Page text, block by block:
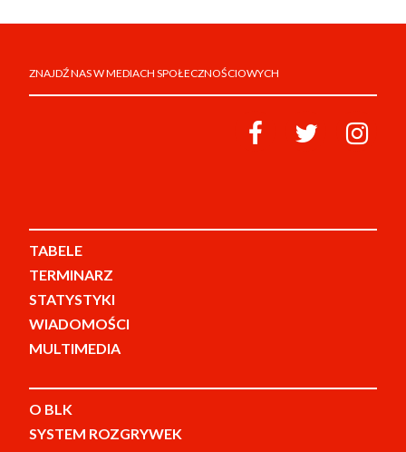
ZNAJDŹ NAS W MEDIACH SPOŁECZNOŚCIOWYCH
TABELE
TERMINARZ
STATYSTYKI
WIADOMOŚCI
MULTIMEDIA
O BLK
SYSTEM ROZGRYWEK